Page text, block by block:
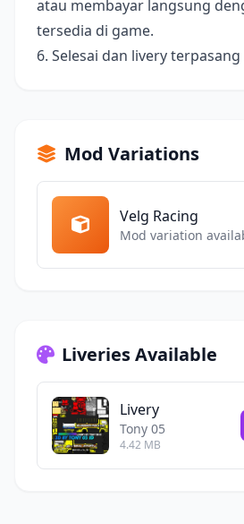
atau membayar langsung
tersedia di game.
6. Selesai dan livery
Mod Variations
Velg Racing
Mod variation
Liveries Available
Livery
Tony 05
4.42 MB